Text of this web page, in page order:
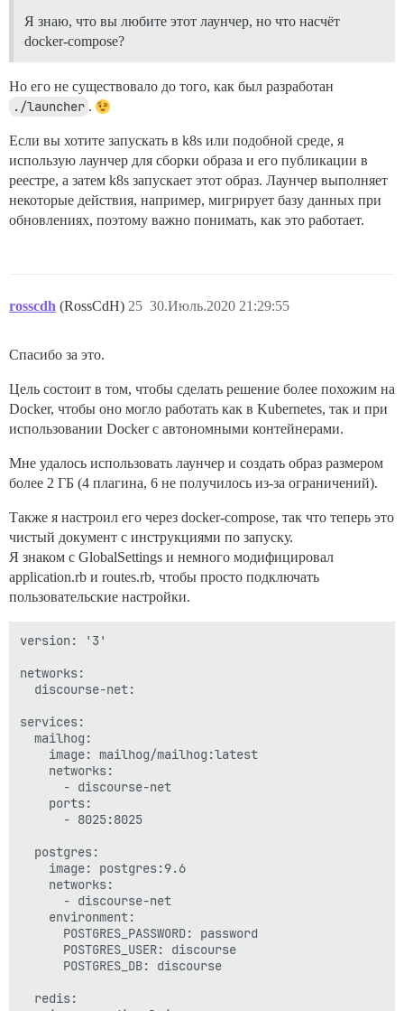
Я знаю, что вы любите этот лаунчер, но что насчёт
docker-compose?
Но его не существовало до того, как был разработан
./launcher .
Если вы хотите запускать в k8s или подобной среде, я
использую лаунчер для сборки образа и его публикации в
реестре, а затем k8s запускает этот образ. Лаунчер выполняет
некоторые действия, например, мигрирует базу данных при
обновлениях, поэтому важно понимать, как это работает.
rosscdh (RossCdH) 30.Июль.2020 21:29:55
25
Спасибо за это.
Цель состоит в том, чтобы сделать решение более похожим на
Docker, чтобы оно могло работать как в Kubernetes, так и при
использовании Docker с автономными контейнерами.
Мне удалось использовать лаунчер и создать образ размером
более 2 ГБ (4 плагина, 6 не получилось из-за ограничений).
Также я настроил его через docker-compose, так что теперь это
чистый документ с инструкциями по запуску.
Я знаком с GlobalSettings и немного модифицировал
application.rb и routes.rb, чтобы просто подключать
пользовательские настройки.
version: '3'
networks:
  discourse-net:
services:
  mailhog:
    image: mailhog/mailhog:latest
    networks:
      - discourse-net
    ports:
      - 8025:8025
  postgres:
    image: postgres:9.6
    networks:
      - discourse-net
    environment:
      POSTGRES_PASSWORD: password
      POSTGRES_USER: discourse
      POSTGRES_DB: discourse
  redis: